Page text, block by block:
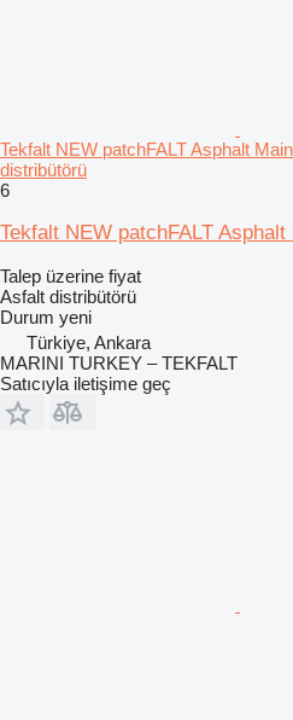
Tekfalt NEW patchFALT Asphalt
distribütörü
6
Tekfalt NEW patchFALT
Talep üzerine fiyat
Asfalt distribütörü
Durum yeni
Türkiye, Ankara
MARINI TURKEY – TEKFALT
Satıcıyla iletişime geç